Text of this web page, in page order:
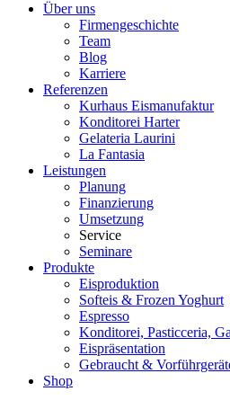
Über uns
Firmengeschichte
Team
Blog
Karriere
Referenzen
Kurhaus Eismanufaktur
Konditorei Harter
Gelateria Laurini
La Fantasia
Leistungen
Planung
Finanzierung
Umsetzung
Service
Seminare
Produkte
Eisproduktion
Softeis & Frozen Yoghurt
Espresso
Konditorei, Pasticceria,
Eispräsentation
Gebraucht &
Shop